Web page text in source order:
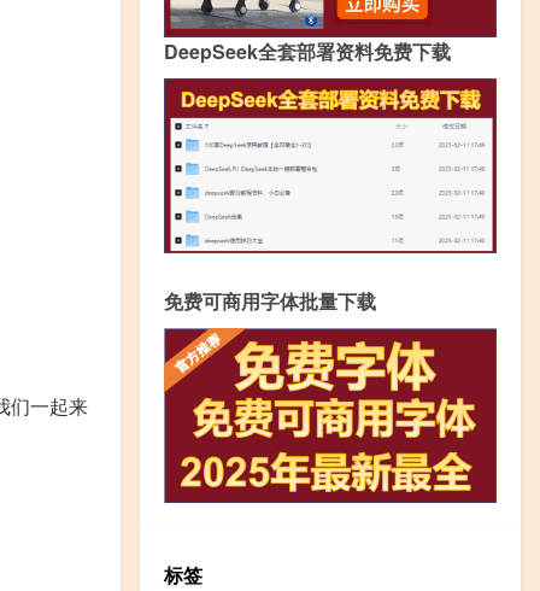
们一起来
DeepSeek全套部署资料免费下载
免费可商用字体批量下载
标签